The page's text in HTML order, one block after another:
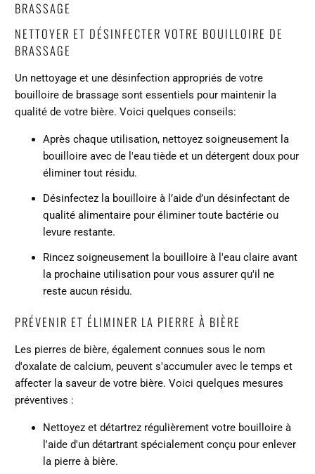
BRASSAGE
NETTOYER ET DÉSINFECTER VOTRE BOUILLOIRE DE
BRASSAGE
Un nettoyage et une désinfection appropriés de votre
bouilloire de brassage sont essentiels pour maintenir la
qualité de votre bière. Voici quelques conseils:
Après chaque utilisation, nettoyez soigneusement la
bouilloire avec de l'eau tiède et un détergent doux pour
éliminer tout résidu.
Désinfectez la bouilloire à l’aide d’un désinfectant de
qualité alimentaire pour éliminer toute bactérie ou
levure restante.
Rincez soigneusement la bouilloire à l'eau claire avant
la prochaine utilisation pour vous assurer qu'il ne
reste aucun résidu.
PRÉVENIR ET ÉLIMINER LA PIERRE À BIÈRE
Les pierres de bière, également connues sous le nom
d'oxalate de calcium, peuvent s'accumuler avec le temps et
affecter la saveur de votre bière. Voici quelques mesures
préventives :
Nettoyez et détartrez régulièrement votre bouilloire à
l'aide d'un détartrant spécialement conçu pour enlever
la pierre à bière.